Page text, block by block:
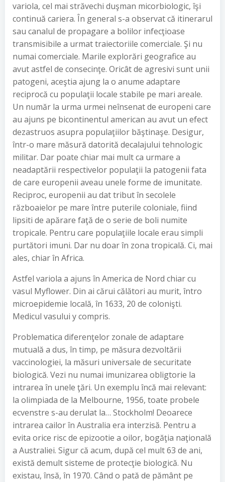
variola, cel mai străvechi duşman micorbiologic, îşi
continuă cariera. În general s-a observat că itinerarul
sau canalul de propagare a bolilor infecţioase
transmisibile a urmat traiectoriile comerciale. Şi nu
numai comerciale. Marile explorări geografice au
avut astfel de consecinţe. Oricât de agresivi sunt unii
patogeni, aceştia ajung la o anume adaptare
reciprocă cu populaţii locale stabile pe mari areale.
Un număr la urma urmei neînsenat de europeni care
au ajuns pe bicontinentul american au avut un efect
dezastruos asupra populaţiilor băştinaşe. Desigur,
într-o mare măsură datorită decalajului tehnologic
militar. Dar poate chiar mai mult ca urmare a
neadaptării respectivelor populaţii la patogenii fata
de care europenii aveau unele forme de imunitate.
Reciproc, europenii au dat tribut în secolele
războaielor pe mare între puterile coloniale, fiind
lipsiti de apărare faţă de o serie de boli numite
tropicale. Pentru care populaţiile locale erau simpli
purtători imuni. Dar nu doar în zona tropicală. Ci, mai
ales, chiar în Africa.
Astfel variola a ajuns în America de Nord chiar cu
vasul Myflower. Din ai cărui călători au murit, întro
microepidemie locală, în 1633, 20 de colonişti.
Medicul vasului y compris.
Problematica diferenţelor zonale de adaptare
mutuală a dus, în timp, pe măsura dezvoltării
vaccinologiei, la măsuri universale de securitate
biologică. Vezi nu numai imunizarea obligtorie la
intrarea în unele ţări. Un exemplu încă mai relevant:
la olimpiada de la Melbourne, 1956, toate probele
ecvenstre s-au derulat la… Stockholm! Deoarece
intrarea cailor în Australia era interzisă. Pentru a
evita orice risc de epizootie a oilor, bogăţia naţională
a Australiei. Sigur că acum, după cel mult 63 de ani,
există demult sisteme de protecţie biologică. Nu
existau, însă, în 1970. Când o pată de pământ pe